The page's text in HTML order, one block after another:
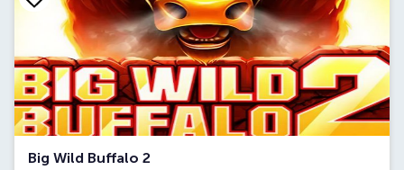
Big Wild Buffalo 2